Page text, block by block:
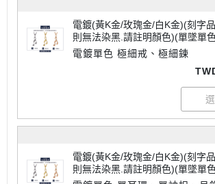
電鍍(黃K金/玫瑰金/白K金)(刻字
則無法染黑.請註明顏色)(單墜單
電鍍單色 極細戒、極細鍊
電鍍(黃K金/玫瑰金/白K金)(刻字
則無法染黑.請註明顏色)(單墜單